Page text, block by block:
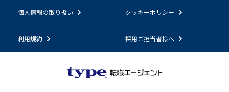
個人情報の取り扱い クッキーポリシー
利用規約 採用ご担当者様へ